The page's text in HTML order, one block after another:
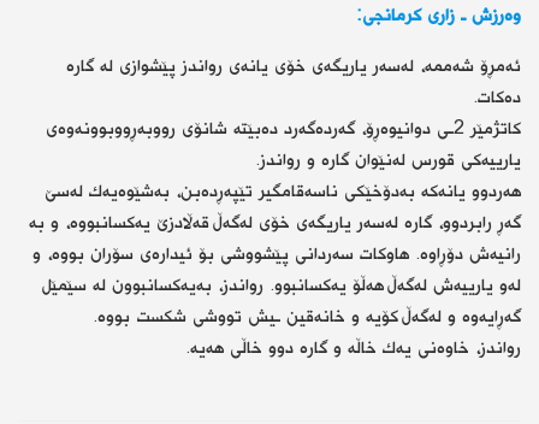
وەرزش ـ زاری كرمانجی:
ئەمڕۆ شەممە، لەسەر یاریگەی خۆی یانەی رواندز پێشوازی لە گارە
دەكات.
كاتژمێر 2ـی دوانیوەڕۆ، گەردەگەرد دەبێتە شانۆی رووبەڕووبوونەوەی
یارییەكی قورس لەنێوان گارە و رواندز.
هەردوو یانەكە بەدۆخێكی ناسەقامگیر تێپەڕدەبن، بەشێوەیەك لەسێ
گەڕ رابردوو، گارە لەسەر یاریگەی خۆی لەگەڵ قەڵادزێ یەكسانبووە، و بە
رانیەش دۆڕاوە. هاوكات سەردانی پێشووشی بۆ ئیدارەی سۆران بووە، و
لەو یارییەش لەگەڵ هەڵۆ یەكسانبوو. رواندز، بەیەكسانبوون لە سێمێل
گەڕایەوە و لەگەڵ كۆیە و خانەقین ـیش تووشی شكست بووە.
رواندز، خاوەنی یەك خاڵە و گارە دوو خاڵی هەیە.